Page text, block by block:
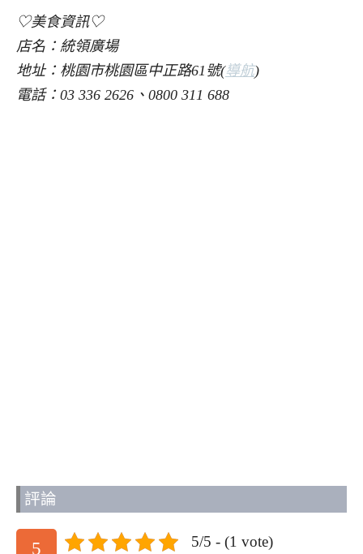
♡美食資訊♡
店名：統領廣場
地址：桃園市桃園區中正路61號(導航)
電話：03 336 2626、0800 311 688
評論
5 5/5 - (1 vote)